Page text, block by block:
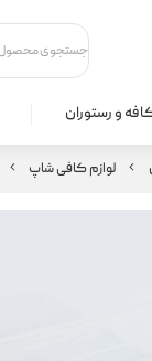
و رستوران
لوازم کافی شاپ